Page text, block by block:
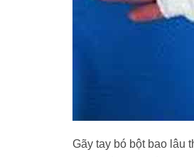
Gãy tay bó bột bao lâu